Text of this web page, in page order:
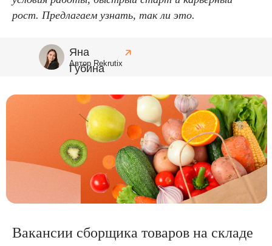
рост. Предлагаем узнать, так ли это.
Яна
Губина
Автор Rekrutix
Вакансии сборщика товаров на складе